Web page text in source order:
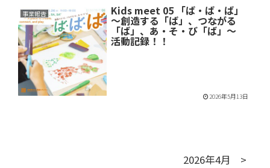
事業報告 Kids meet 05 「ば・ば・ば」
～創造する「ば」、つながる
「ば」、あ・そ・び「ば」～
活動記録！！
2026年5月13日
2026年4月